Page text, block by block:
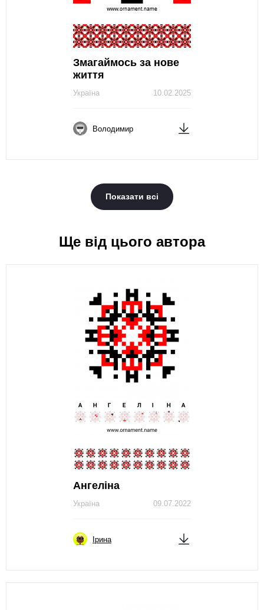
Змагаймось за нове
життя
10.02.2025
Україна
Володимир
Показати всі
Ще від цього автора
Ангеліна
09.07.2022
Україна
Ірина